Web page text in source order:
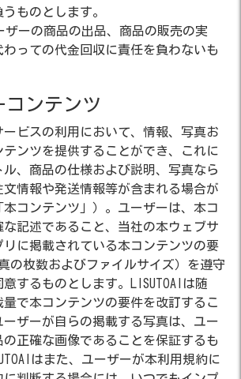
ものとします。
ザーの商品の出品、商品の販売の実
っての代金回収に責任を負わないも
ンテンツ
ービスの利用において、情報、写真お
ンツを提供することができ、これに
ル、商品の仕様および説明、写真なら
情報や発送情報等が含まれる場合が
本コンテンツ」）。ユーザーは、本コ
な記述であること、当社の本ウェブサ
リに掲載されている本コンテンツの要
の枚数およびファイルサイズ）を遵守
するものとします。LISUTOAIは随
量で本コンテンツの要件を改訂するこ
ーザーが自らの掲載する写真は、ユー
正確な画像であることを保証するも
はまた、ユーザーが本利用規約に